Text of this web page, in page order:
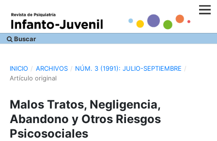
Buscar
INICIO / ARCHIVOS / NÚM. 3 (1991): JULIO-SEPTIEMBRE /
Artículo original
Malos Tratos, Negligencia,
Abandono y Otros Riesgos
Psicosociales